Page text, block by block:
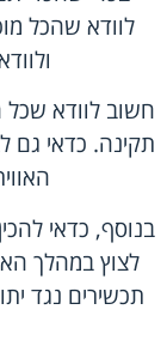
לוודא שהכל
חשוב לוודא שכל
תקינה. כדאי גם
בנוסף, כדאי
לצוץ במהלך
תכשירים נגד